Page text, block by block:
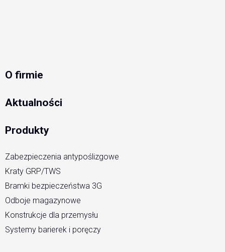
O firmie
Aktualności
Produkty
Zabezpieczenia antypoślizgowe
Kraty GRP/TWS
Bramki bezpieczeństwa 3G
Odboje magazynowe
Konstrukcje dla przemysłu
Systemy barierek i poręczy